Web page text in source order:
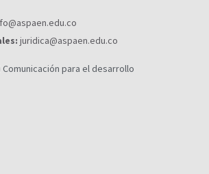
juridica@aspaen.edu.co
para el desarrollo